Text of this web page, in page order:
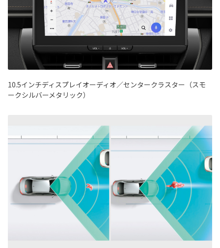
10.5インチディスプレイオーディオ／センタークラスター（スモ
ークシルバーメタリック）